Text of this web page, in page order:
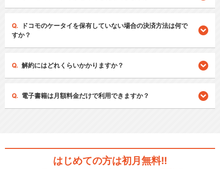
ドコモのケータイを保有していない場合の決済方法は何で
すか？
解約にはどれくらいかかりますか？
電子書籍は月額料金だけで利用できますか？
はじめての方は初月無料!!